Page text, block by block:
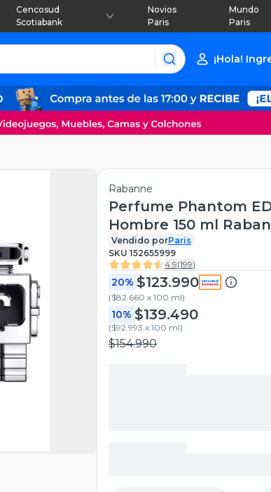
Cencosud
Scotiabank
Novios
Paris
Mundo
Paris
¡Hola!
Rabanne
Perfume Phantom
Hombre 150 ml
Vendido porParis
SKU 152655999
4.9(199)
20% $123.990
($82.660 x 100 ml)
10% $139.490
($92.993 x 100 ml)
$154.990